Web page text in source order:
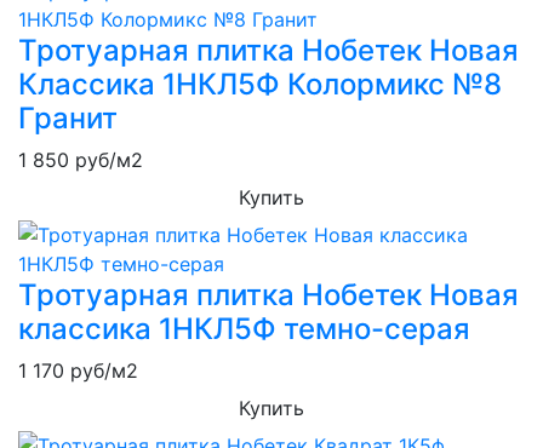
Тротуарная плитка Нобетек Новая
Классика 1НКЛ5Ф Колормикс №8
Гранит
1 850 руб/м2
Купить
Тротуарная плитка Нобетек Новая
классика 1НКЛ5Ф темно-серая
1 170 руб/м2
Купить